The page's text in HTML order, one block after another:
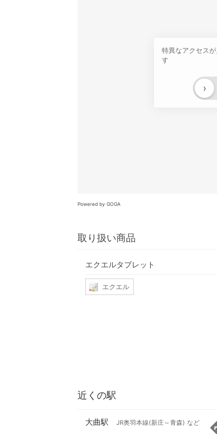
特異なアクセス
す
›
Powered by GOGA
取り扱い商品
エクエルタブレット
エクエル
近くの駅
大曲駅 JR奥羽本線(新庄～青森) など